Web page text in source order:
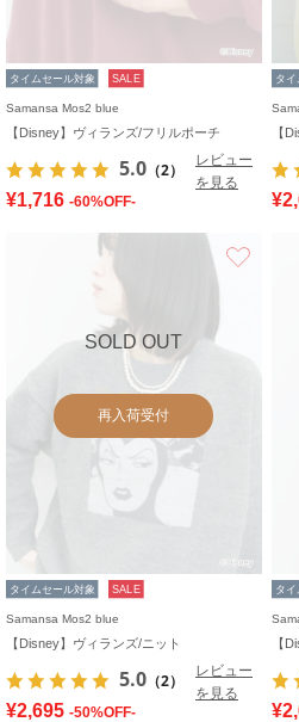
タイムセール対象 SALE
Samansa Mos2 blue
【Disney】ヴィランズ/フリルポーチ
5.0 （2）
レビュー
を見る
¥1,716 -60%OFF-
タイ
【
SOLD OUT
再入荷受付
タイムセール対象 SALE
Samansa Mos2 blue
【Disney】ヴィランズ/ニット
5.0 （2）
レビュー
を見る
¥2,695 -50%OFF-
タイ
【